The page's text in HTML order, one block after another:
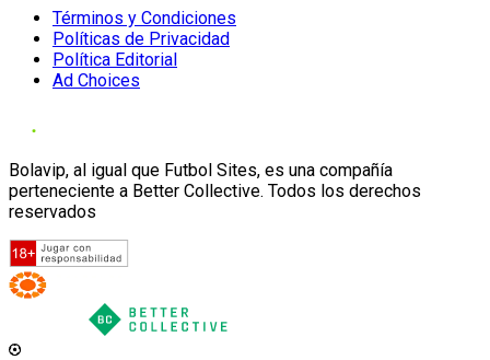
Términos y Condiciones
Políticas de Privacidad
Política Editorial
Ad Choices
Bolavip, al igual que Futbol Sites, es una compañía
perteneciente a Better Collective. Todos los derechos
reservados